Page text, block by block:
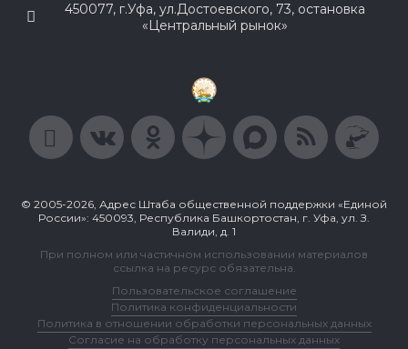
450077, г.Уфа, ул.Достоевского, 73, остановка
«Центральный рынок»
© 2005-2026, Адрес Штаба общественной поддержки «Единой
России»: 450093, Республика Башкортостан, г. Уфа, ул. З.
Валиди, д. 1
При полном или частичном использовании материалов
ссылка на ресурс обязательна.
Пользовательское соглашение
Политика конфиденциальности
Политика в отношении обработки персональных данных
Согласие на обработку персональных данных